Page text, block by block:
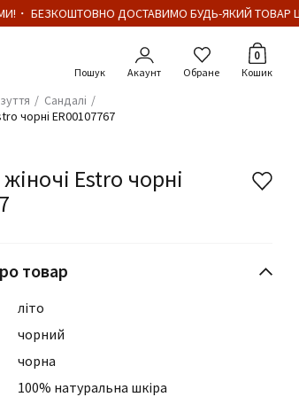
БЕЗКОШТОВНО ДОСТАВИМО БУДЬ-ЯКИЙ ТОВАР
Акаунт Обране
0
Кошик
Сандалі
чорні ER00107767
Estro чорні
товар
літо
чорний
чорна
100% натуральна шкіра